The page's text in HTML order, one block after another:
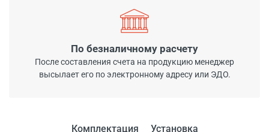
По безналичному расчету
После составления счета на продукцию менеджер
высылает его по электронному адресу или ЭДО.
Комплектация Установка